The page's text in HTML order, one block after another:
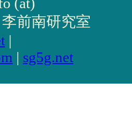
前南研究室
|
| sg5g.net